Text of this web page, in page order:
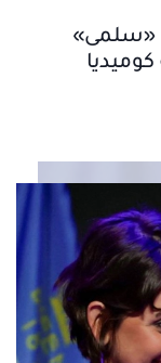
«سلمى»